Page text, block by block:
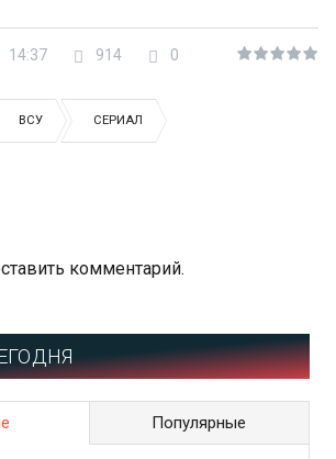
14:37 914 0
ВСУ СЕРИАЛ
комментарий.
Популярные